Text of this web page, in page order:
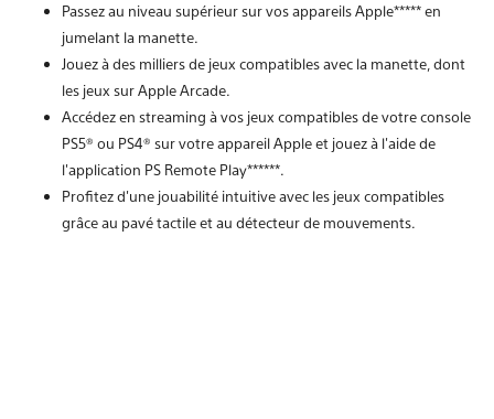
Passez au niveau supérieur sur vos appareils Apple***** en
jumelant la manette.
Jouez à des milliers de jeux compatibles avec la manette, dont
les jeux sur Apple Arcade.
Accédez en streaming à vos jeux compatibles de votre console
PS5® ou PS4® sur votre appareil Apple et jouez à l'aide de
l'application PS Remote Play******.
Profitez d'une jouabilité intuitive avec les jeux compatibles
grâce au pavé tactile et au détecteur de mouvements.